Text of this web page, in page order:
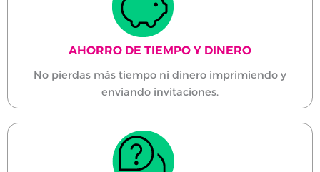
AHORRO DE TIEMPO Y DINERO
No pierdas más tiempo ni dinero imprimiendo y
enviando invitaciones.